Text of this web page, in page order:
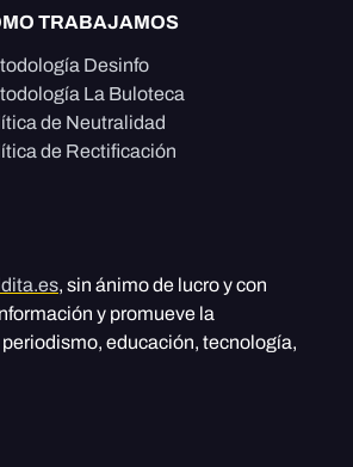
TRABAJAMOS
Desinfo
La Buloteca
de Neutralidad
de Rectificación
, sin ánimo de lucro y con
y promueve la
educación, tecnología,